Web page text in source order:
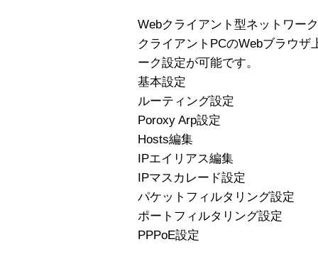
Webクライアント型ネットワー
クライアントPCのWebブラウ
ーク設定が可能です。
基本設定
ルーティング設定
Poroxy Arp設定
Hosts編集
IPエイリアス編集
IPマスカレード設定
パケットフィルタリング設定
ポートフィルタリング設定
PPPoE設定